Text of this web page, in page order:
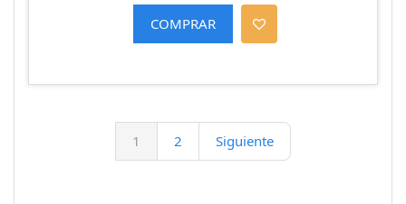
1 2 Siguiente